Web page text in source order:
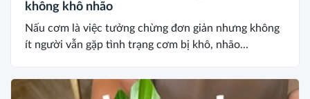
không khô nhão
Nấu cơm là việc tưởng chừng đơn giản nhưng không
ít người vẫn gặp tình trạng cơm bị khô, nhão...